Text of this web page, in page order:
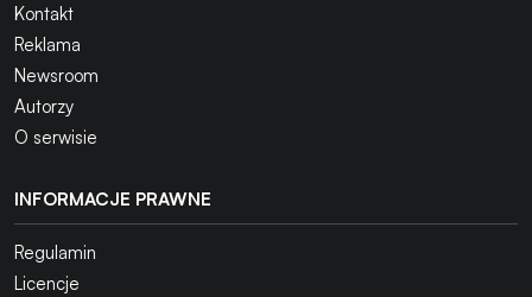
Kontakt
Reklama
Newsroom
Autorzy
O serwisie
INFORMACJE PRAWNE
Regulamin
Licencje